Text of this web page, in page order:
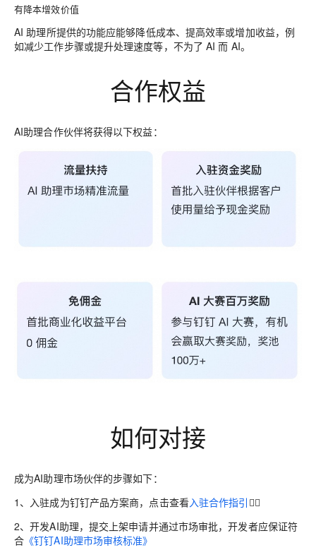
有降本增效价值
AI 助理所提供的功能应能够降低成本、提高效率或增加收益，例
如减少工作步骤或提升处理速度等，不为了 AI 而 AI。
合作权益
AI助理合作伙伴将获得以下权益：
如何对接
成为AI助理市场伙伴的步骤如下：
1、入驻成为钉钉产品方案商，点击查看入驻合作指引 👈🏻
2、开发AI助理，提交上架申请并通过市场审批，开发者应保证符
合 《钉钉AI助理市场审核标准》